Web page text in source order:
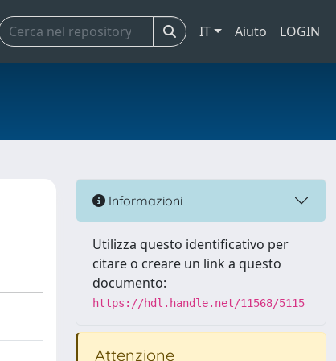
IT Aiuto LOGIN
Informazioni
Utilizza questo identificativo per
citare o creare un link a questo
documento:
https://hdl.handle.net/11568/5115
Attenzione